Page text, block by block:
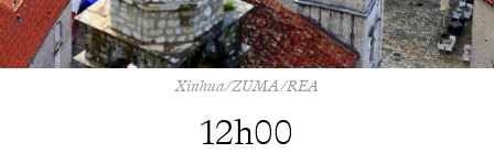
Xinhua/ZUMA/REA
12h00